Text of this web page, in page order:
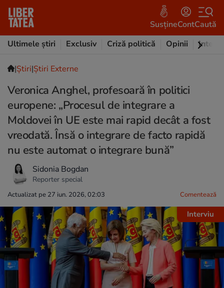
SusțineContCaută
Ultimele știri
Exclusiv Criză politică Opinii
|Ştiri|Știri Externe
Veronica Anghel, profesoară în politici
europene: „Procesul de integrare a
Moldovei în UE este mai rapid decât a fost
vreodată. Însă o integrare de facto rapidă
nu este automat o integrare bună”
Sidonia Bogdan
Reporter special
Actualizat pe 27 iun. 2026, 02:03 Comentează
Interviu